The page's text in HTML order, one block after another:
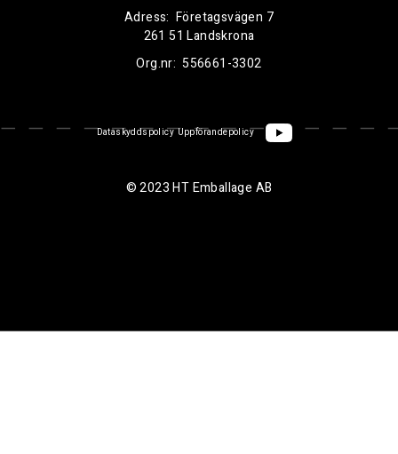
Adress: Företagsvägen 7
261 51 Landskrona
Org.nr: 556661-3302
Dataskyddspolicy Uppförandepolicy
© 2023 HT Emballage AB